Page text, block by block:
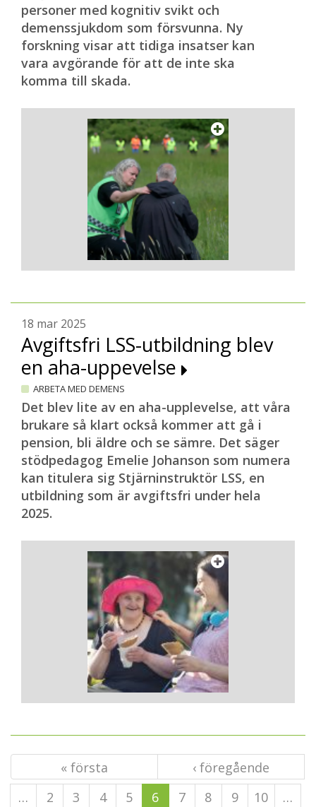
personer med kognitiv svikt och
demenssjukdom som försvunna. Ny
forskning visar att tidiga insatser kan
vara avgörande för att de inte ska
komma till skada.
18 mar 2025
Avgiftsfri LSS-utbildning blev
en aha-uppevelse
ARBETA MED DEMENS
Det blev lite av en aha-upplevelse, att våra
brukare så klart också kommer att gå i
pension, bli äldre och se sämre. Det säger
stödpedagog Emelie Johanson som numera
kan titulera sig Stjärninstruktör LSS, en
utbildning som är avgiftsfri under hela
2025.
« första
‹ föregående
…
2 3 4 5 6 7 8 9 10
…